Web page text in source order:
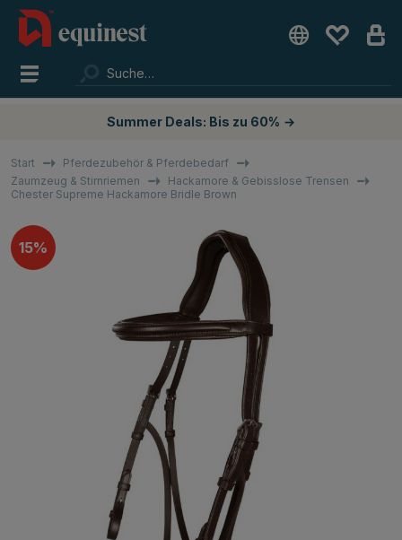
Summer Deals: Bis zu 60% →
Start
Pferdezubehör & Pferdebedarf
Zaumzeug & Stirnriemen
Hackamore & Gebisslose Trensen
Chester Supreme Hackamore Bridle Brown
15%